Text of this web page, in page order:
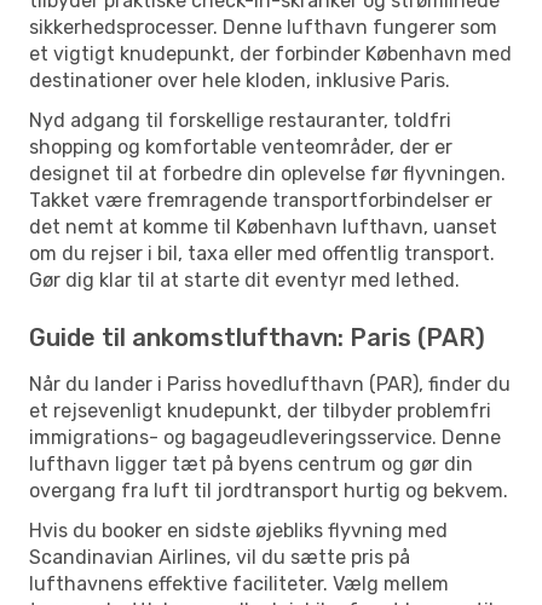
sikkerhedsprocesser. Denne lufthavn fungerer som
et vigtigt knudepunkt, der forbinder København med
destinationer over hele kloden, inklusive Paris.
Nyd adgang til forskellige restauranter, toldfri
shopping og komfortable venteområder, der er
designet til at forbedre din oplevelse før flyvningen.
Takket være fremragende transportforbindelser er
det nemt at komme til København lufthavn, uanset
om du rejser i bil, taxa eller med offentlig transport.
Gør dig klar til at starte dit eventyr med lethed.
Guide til ankomstlufthavn: Paris (PAR)
Når du lander i Pariss hovedlufthavn (PAR), finder du
et rejsevenligt knudepunkt, der tilbyder problemfri
immigrations- og bagageudleveringsservice. Denne
lufthavn ligger tæt på byens centrum og gør din
overgang fra luft til jordtransport hurtig og bekvem.
Hvis du booker en sidste øjebliks flyvning med
Scandinavian Airlines, vil du sætte pris på
lufthavnens effektive faciliteter. Vælg mellem